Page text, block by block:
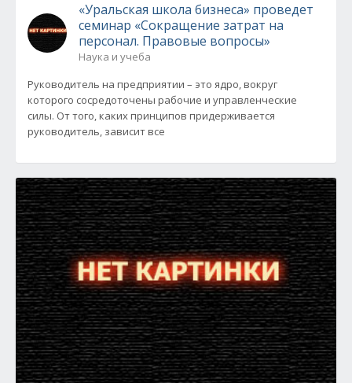
«Уральская школа бизнеса» проведет
семинар «Сокращение затрат на
персонал. Правовые вопросы»
Наука и учеба
Руководитель на предприятии – это ядро, вокруг
которого сосредоточены рабочие и управленческие
силы. От того, каких принципов придерживается
руководитель, зависит все